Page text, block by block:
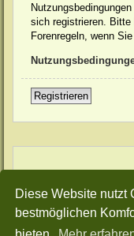
Diese Website nutzt
bestmöglichen
sich registrieren. Bitte
Forenregeln, wenn
Registrieren